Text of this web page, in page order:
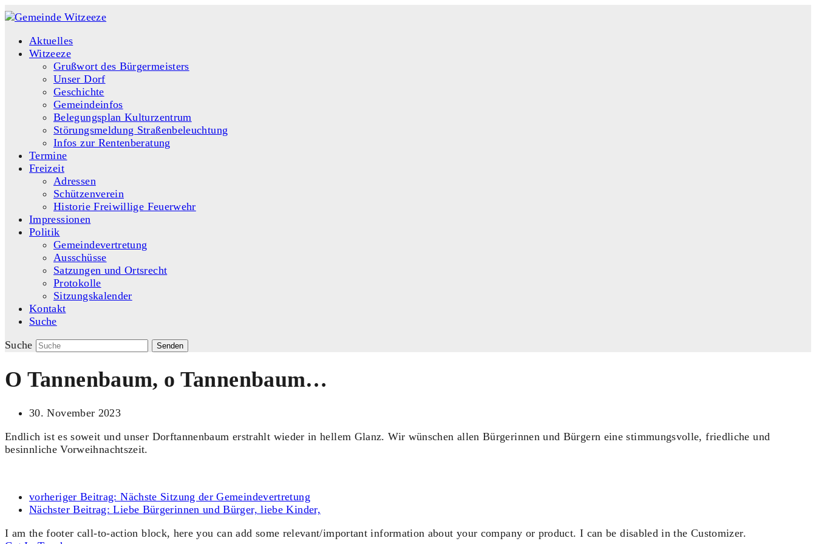
Aktuelles
Witzeeze
Grußwort des Bürgermeisters
Unser Dorf
Geschichte
Gemeindeinfos
Belegungsplan Kulturzentrum
Störungsmeldung Straßenbeleuchtung
Infos zur Rentenberatung
Termine
Freizeit
Adressen
Schützenverein
Historie Freiwillige Feuerwehr
Impressionen
Politik
Gemeindevertretung
Ausschüsse
Satzungen und Ortsrecht
Protokolle
Sitzungskalender
Kontakt
Suche
Suche
Senden
O Tannenbaum, o Tannenbaum…
30. November 2023
Endlich ist es soweit und unser Dorftannenbaum erstrahlt wieder in hellem Glanz. Wir wünschen allen Bürgerinnen und Bürgern eine stimmungsvolle, friedliche und
besinnliche Vorweihnachtszeit.
vorheriger Beitrag:Nächste Sitzung der Gemeindevertretung
Nächster Beitrag:Liebe Bürgerinnen und Bürger, liebe Kinder,
I am the footer call-to-action block, here you can add some relevant/important information about your company or product. I can be disabled in the Customizer.